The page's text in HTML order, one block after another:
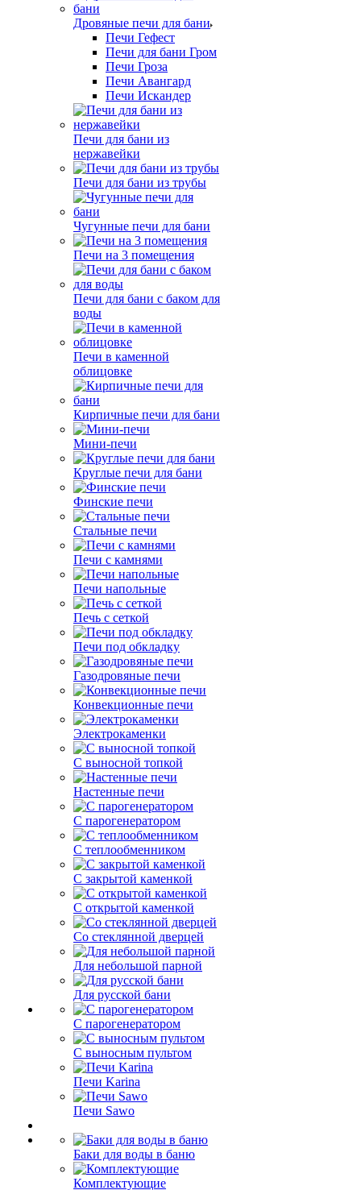
Дровяные печи для бани
Печи Гефест
Печи для бани Гром
Печи Гроза
Печи Авангард
Печи Искандер
Печи для бани из
нержавейки
Печи для бани из трубы
Чугунные печи для бани
Печи на 3 помещения
Печи для бани с баком для
воды
Печи в каменной
облицовке
Кирпичные печи для бани
Мини-печи
Круглые печи для бани
Финские печи
Стальные печи
Печи с камнями
Печи напольные
Печь с сеткой
Печи под обкладку
Газодровяные печи
Конвекционные печи
Электрокаменки
С выносной топкой
Настенные печи
С парогенератором
С теплообменником
С закрытой каменкой
С открытой каменкой
Со стеклянной дверцей
Для небольшой парной
Для русской бани
С парогенератором
С выносным пультом
Печи Karina
Печи Sawo
Баки для воды в баню
Комплектующие